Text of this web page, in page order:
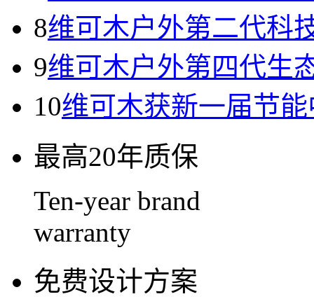
8维可木户外第二代科
9维可木户外第四代生
10维可木获新一届节
最高20年质保
Ten-year brand
warranty
免费设计方案